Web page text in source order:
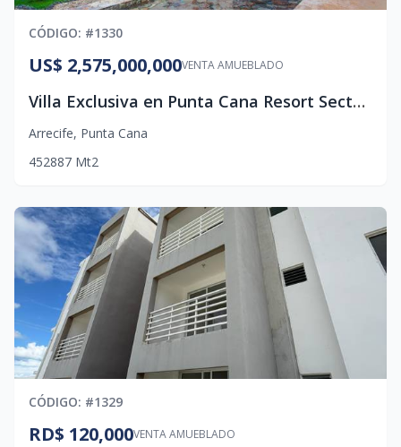
CÓDIGO: #1330
VENTA AMUEBLADO
US$ 2,575,000,000
Villa Exclusiva en Punta Cana Resort Sector Arrecife
Arrecife, Punta Cana
452887 Mt2
CÓDIGO: #1329
VENTA AMUEBLADO
RD$ 120,000